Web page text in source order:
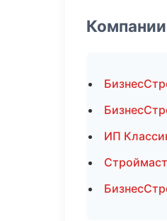
Компании
ИП